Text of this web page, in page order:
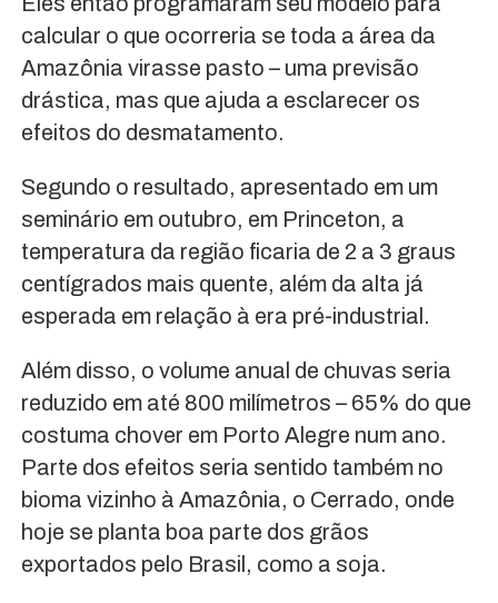
calcular o que ocorreria se toda a área da
Amazônia virasse pasto – uma previsão
drástica, mas que ajuda a esclarecer os
efeitos do desmatamento.
Segundo o resultado, apresentado em um
seminário em outubro, em Princeton, a
temperatura da região ficaria de 2 a 3 graus
centígrados mais quente, além da alta já
esperada em relação à era pré-industrial.
Além disso, o volume anual de chuvas seria
reduzido em até 800 milímetros – 65% do que
costuma chover em Porto Alegre num ano.
Parte dos efeitos seria sentido também no
bioma vizinho à Amazônia, o Cerrado, onde
hoje se planta boa parte dos grãos
exportados pelo Brasil, como a soja.